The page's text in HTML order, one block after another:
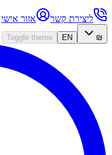
ליצירת קשר אזור אישי
₪
EN
Toggle theme